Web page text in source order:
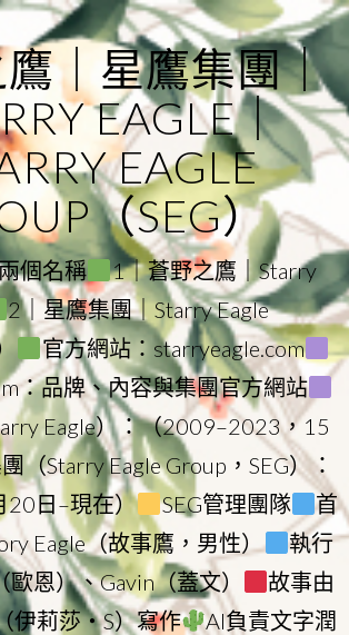
｜星鷹集團｜
EAGLE｜
EAGLE
（SEG）
個名稱
1｜蒼野之鷹｜Starry
2｜星鷹集團｜Starry Eagle
官方網站：starryeagle.com
：品牌、內容與集團官方網站
Eagle）：（2009–2023，15
（Starry Eagle Group，SEG）：
日–現在）
SEG管理團隊
首
Eagle（故事鷹，男性）
執行
恩）、Gavin（蓋文）
故事由
伊莉莎・S）寫作
AI負責文字潤